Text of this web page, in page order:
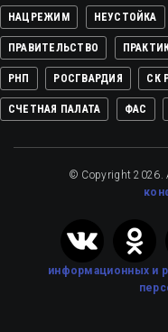
НАЦРЕЖИМ НЕУСТОЙКА
ПРАВИТЕЛЬСТВО
РНП РОСГВАРДИЯ СК
СЧЕТНАЯ ПАЛАТА ФАС
© Copyright
информационных и